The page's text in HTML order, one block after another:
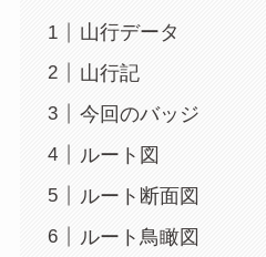
山行データ
山行記
今回のバッジ
ルート図
ルート断面図
ルート鳥瞰図